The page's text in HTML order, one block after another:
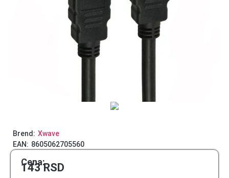
Brend: Xwave
EAN: 8605062705560
Cena:
143RSD